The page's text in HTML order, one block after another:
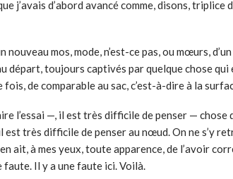
j’avais d’abord avancé comme, disons, triplice
nouveau mos, mode, n’est-ce pas, ou mœurs,
départ, toujours captivés par quelque chose qui
de comparable au sac, c’est-à-dire à la
l’essai —, il est très difficile de penser — chose
est très difficile de penser au nœud. On ne s’y
ait, à mes yeux, toute apparence, de l’avoir
faute. Il y a une faute ici. Voilà.